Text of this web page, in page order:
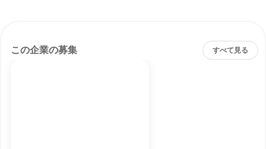
この企業の募集 すべて見る